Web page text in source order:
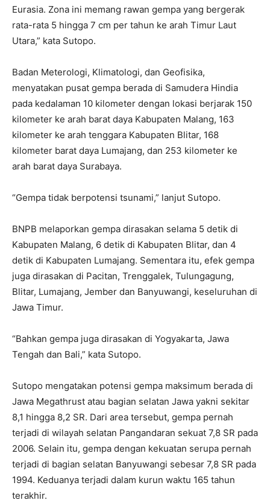
Eurasia. Zona ini memang rawan gempa yang bergerak
rata-rata 5 hingga 7 cm per tahun ke arah Timur Laut
Utara,” kata Sutopo.
Badan Meterologi, Klimatologi, dan Geofisika,
menyatakan pusat gempa berada di Samudera Hindia
pada kedalaman 10 kilometer dengan lokasi berjarak 150
kilometer ke arah barat daya Kabupaten Malang, 163
kilometer ke arah tenggara Kabupaten Blitar, 168
kilometer barat daya Lumajang, dan 253 kilometer ke
arah barat daya Surabaya.
“Gempa tidak berpotensi tsunami,” lanjut Sutopo.
BNPB melaporkan gempa dirasakan selama 5 detik di
Kabupaten Malang, 6 detik di Kabupaten Blitar, dan 4
detik di Kabupaten Lumajang. Sementara itu, efek gempa
juga dirasakan di Pacitan, Trenggalek, Tulungagung,
Blitar, Lumajang, Jember dan Banyuwangi, keseluruhan di
Jawa Timur.
“Bahkan gempa juga dirasakan di Yogyakarta, Jawa
Tengah dan Bali,” kata Sutopo.
Sutopo mengatakan potensi gempa maksimum berada di
Jawa Megathrust atau bagian selatan Jawa yakni sekitar
8,1 hingga 8,2 SR. Dari area tersebut, gempa pernah
terjadi di wilayah selatan Pangandaran sekuat 7,8 SR pada
2006. Selain itu, gempa dengan kekuatan serupa pernah
terjadi di bagian selatan Banyuwangi sebesar 7,8 SR pada
1994. Keduanya terjadi dalam kurun waktu 165 tahun
terakhir.